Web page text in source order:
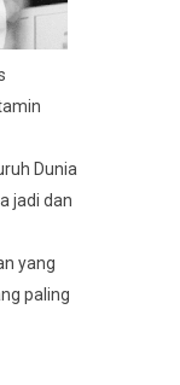
Dunia
jadi dan
yang
paling